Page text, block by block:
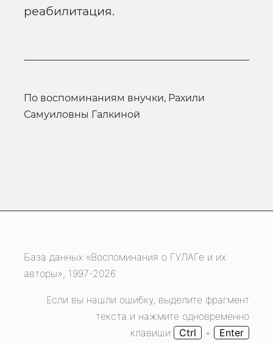
реабилитация.
по воспоминаниям внучки, Рахили
Самуиловны Галкиной
База данных «Воспоминания о ГУЛАГе и их
авторы», 1997-2026
Если вы нашли ошибку, выделите фрагмент
текста и нажмите одновременно
клавиши
Ctrl + Enter